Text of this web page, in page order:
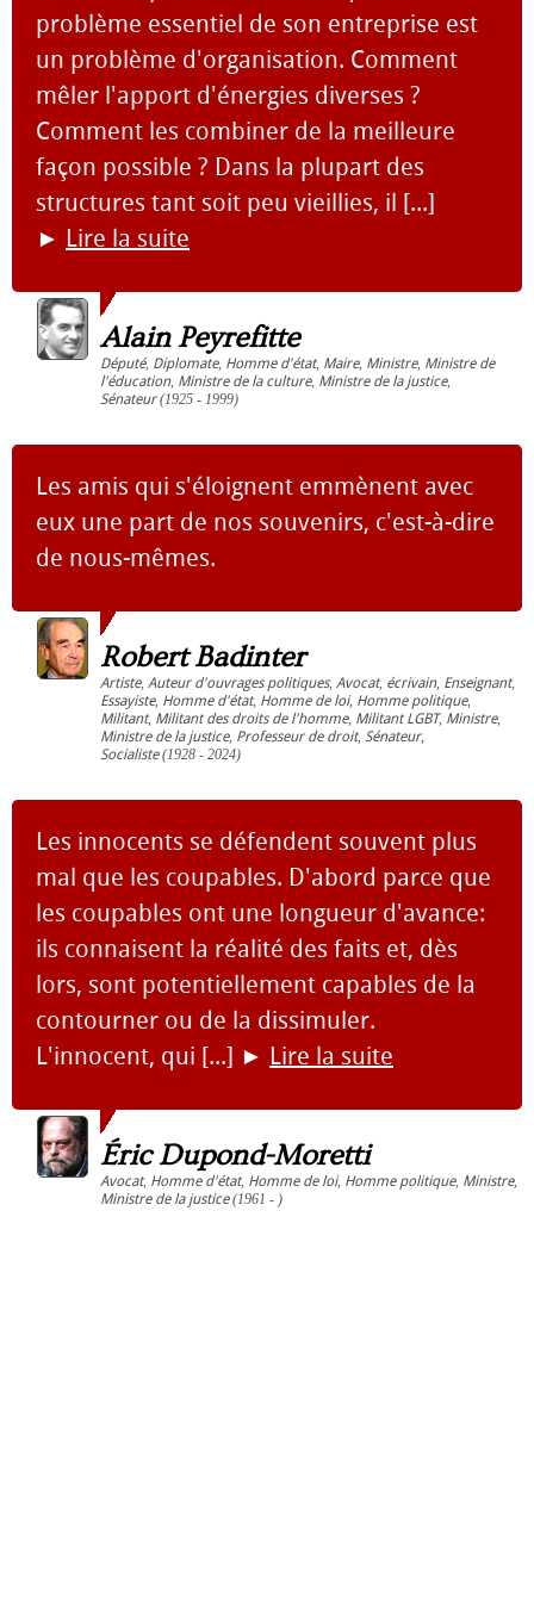
problème essentiel de son entreprise est
un problème d'organisation. Comment
mêler l'apport d'énergies diverses ?
Comment les combiner de la meilleure
façon possible ? Dans la plupart des
structures tant soit peu vieillies, il [...]
► Lire la suite
Alain Peyrefitte
Député, Diplomate, Homme d'état, Maire, Ministre, Ministre de
l'éducation, Ministre de la culture, Ministre de la justice,
Sénateur(1925 - 1999)
Les amis qui s'éloignent emmènent avec
eux une part de nos souvenirs, c'est-à-dire
de nous-mêmes.
Robert Badinter
Artiste, Auteur d'ouvrages politiques, Avocat, écrivain, Enseignant,
Essayiste, Homme d'état, Homme de loi, Homme politique,
Militant, Militant des droits de l'homme, Militant LGBT, Ministre,
Ministre de la justice, Professeur de droit, Sénateur,
Socialiste(1928 - 2024)
Les innocents se défendent souvent plus
mal que les coupables. D'abord parce que
les coupables ont une longueur d'avance:
ils connaisent la réalité des faits et, dès
lors, sont potentiellement capables de la
contourner ou de la dissimuler.
L'innocent, qui [...] ► Lire la suite
Éric Dupond-Moretti
Avocat, Homme d'état, Homme de loi, Homme politique, Ministre,
Ministre de la justice(1961 - )